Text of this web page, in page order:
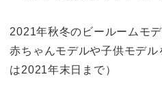
2021年秋冬のビールームモ
赤ちゃんモデルや子供モデ
は2021年末日まで）